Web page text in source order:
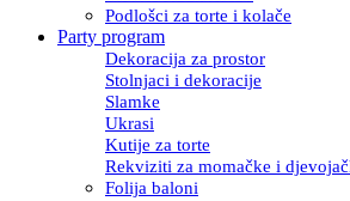
Podlošci za torte i kolače
Party program
Dekoracija za prostor
Stolnjaci i dekoracije
Slamke
Ukrasi
Kutije za torte
Rekviziti za momačke i
Folija baloni